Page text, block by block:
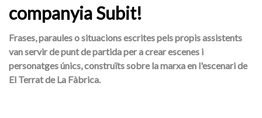
companyia Subit!
Frases, paraules o situacions escrites pels propis assistents
van servir de punt de partida per a crear escenes i
personatges únics, construïts sobre la marxa en l'escenari de
El Terrat de La Fàbrica.